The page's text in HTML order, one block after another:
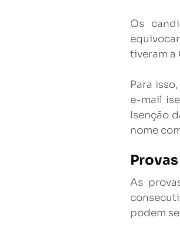
Os
tiveram a
Para
e-mail
Isenção
nome
As
podem